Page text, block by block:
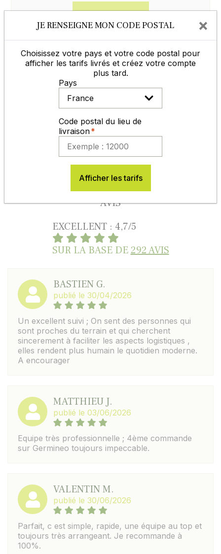
MODES DE RÈGLEMENT
En savoir plus
AVIS
EXCELLENT : 4,7/5
SUR LA BASE DE292 AVIS
BASTIEN G.
publié le 30/04/2026
Un excellent suivi ; On sent des personnes qui
sont proches du terrain et qui cherchent
sincerement à faciliter les aspects logistiques ,
elles rendent plus humain le quotidien moderne.
A encourager
MATTHIEU J.
publié le 03/06/2026
Equipe très professionnelle ; 4ème commande
sur Germineo toujours impeccable.
VALENTIN M.
publié le 30/06/2026
Parfait, c est simple, rapide, une équipe au top et
toujours très arrangeant. Je recommande à
100%.
JE RENSEIGNE MON CODE POSTAL ×
Choisissez votre pays et votre code postal pour
afficher les tarifs livrés et créez votre compte
plus tard.
Pays
Code postal du lieu de
livraison
Afficher les tarifs